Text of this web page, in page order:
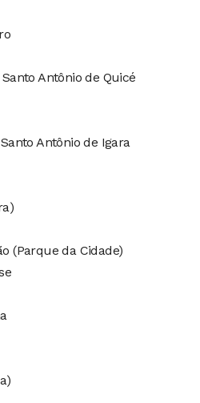
Antônio de Quicé
Antônio de Igara
(Parque da Cidade)